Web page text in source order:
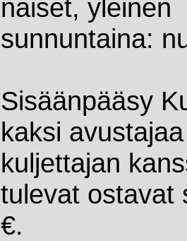
naiset, yleinen
sunnuntaina:
Sisäänpääsy
kaksi
kuljettajan
tulevat ostavat
€.